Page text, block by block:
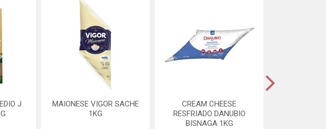
J.
MAIONESE VIGOR SACHE
1KG
CREAM CHEESE
RESFRIADO DANUBIO
BISNAGA 1KG